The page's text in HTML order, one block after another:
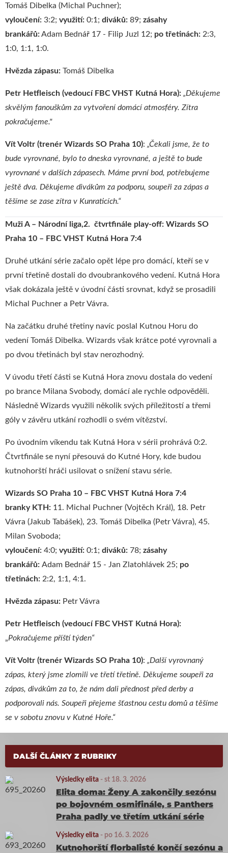
DALŠÍ ČLÁNKY Z RUBRIKY
Výsledky elita - st 18. 3. 2026
Elita doma: Ženy A zakončily sezónu
po bojovném osmifinále, s Panthers
Praha padly ve třetím utkání série
Výsledky elita - po 16. 3. 2026
Kutnohorští florbalisté končí sezónu a
Tomáš Dibelka (Michal Puchner);
vyloučení: 3:2; využití: 0:1; diváků: 89; zásahy
brankářů:Adam Bednář 17 - Filip Juzl 12; po třetinách: 2:3,
1:0, 1:1, 1:0.
Hvězda zápasu: Tomáš Dibelka
Petr Hetfleisch (vedoucí FBC VHST Kutná Hora): „Děkujeme
skvělým fanouškům za vytvoření domácí atmosféry. Zítra
pokračujeme."
Vít Voltr (trenér Wizards SO Praha 10): „Čekali jsme, že to
bude vyrovnané, bylo to dneska vyrovnané, a ještě to bude
vyrovnané v dalších zápasech. Máme první bod, potřebujeme
ještě dva. Děkujeme divákům za podporu, soupeři za zápas a
těšíme se zase zítra v Kunraticích.“
Muži A – Národní liga,2. čtvrtfinále play-off: Wizards SO
Praha 10 – FBC VHST Kutná Hora 7:4
Druhé utkání série začalo opět lépe pro domácí, kteří se v
první třetině dostali do dvoubrankového vedení. Kutná Hora
však dokázala ještě v úvodní části srovnat, když se prosadili
Michal Puchner a Petr Vávra.
Na začátku druhé třetiny navíc poslal Kutnou Horu do
vedení Tomáš Dibelka. Wizards však krátce poté vyrovnali a
po dvou třetinách byl stav nerozhodný.
V úvodu třetí části se Kutná Hora znovu dostala do vedení
po brance Milana Svobody, domácí ale rychle odpověděli.
Následně Wizards využili několik svých příležitostí a třemi
góly v závěru utkání rozhodli o svém vítězství.
Po úvodním víkendu tak Kutná Hora v sérii prohrává 0:2.
Čtvrtfinále se nyní přesouvá do Kutné Hory, kde budou
kutnohorští hráči usilovat o snížení stavu série.
Wizards SO Praha 10 – FBC VHST Kutná Hora 7:4
branky KTH: 11. Michal Puchner (Vojtěch Král), 18. Petr
Vávra (Jakub Tabášek), 23. Tomáš Dibelka (Petr Vávra), 45.
Milan Svoboda;
vyloučení: 4:0; využití: 0:1; diváků: 78; zásahy
brankářů: Adam Bednář 15 - Jan Zlatohlávek 25; po
třetinách: 2:2, 1:1, 4:1.
Hvězda zápasu: Petr Vávra
Petr Hetfleisch (vedoucí FBC VHST Kutná Hora):
„Pokračujeme příští týden“
Vít Voltr (trenér Wizards SO Praha 10): „Další vyrovnaný
zápas, který jsme zlomili ve třetí třetině. Děkujeme soupeři za
zápas, divákům za to, že nám dali přednost před derby a
podporovali nás. Soupeři přejeme šťastnou cestu domů a těšíme
se v sobotu znovu v Kutné Hoře.“